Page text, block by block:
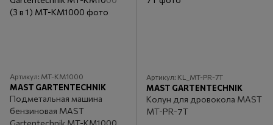
Артикул: MT-KM1000
MAST GARTENTECHNIK
Подметальная машина
бензиновая MAST
Gartentechnik MT-KM1000
Артикул: KL_MT-PR-7T
MAST GARTENTECHNIK
Колун для дровокола MAST
MT-PR-7T